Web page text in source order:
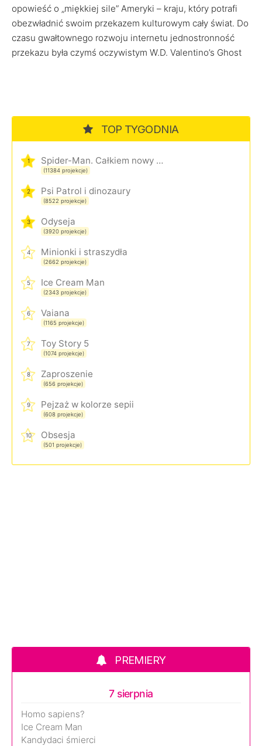
opowieść o „miękkiej sile” Ameryki – kraju, który potrafi
obezwładnić swoim przekazem kulturowym cały świat. Do
czasu gwałtownego rozwoju internetu jednostronność
przekazu była czymś oczywistym W.D. Valentino’s Ghost
TOP TYGODNIA
1 Spider-Man. Całkiem nowy dzień
(11384 projekcje)
2 Psi Patrol i dinozaury
(8522 projekcje)
3 Odyseja
(3920 projekcje)
4 Minionki i straszydła
(2662 projekcje)
5 Ice Cream Man
(2343 projekcje)
6 Vaiana
(1165 projekcje)
7 Toy Story 5
(1074 projekcje)
8 Zaproszenie
(656 projekcje)
9 Pejzaż w kolorze sepii
(608 projekcje)
10 Obsesja
(501 projekcje)
PREMIERY
7 sierpnia
Homo sapiens?
Ice Cream Man
Kandydaci śmierci